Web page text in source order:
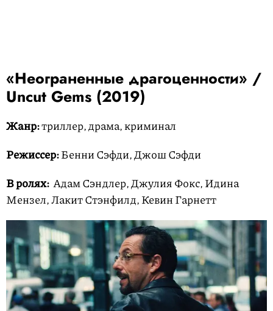
«Неограненные драгоценности» /
Uncut Gems (2019)
Жанр:триллер, драма, криминал
Режиссер:Бенни Сэфди, Джош Сэфди
В ролях: Адам Сэндлер, Джулия Фокс, Идина
Мензел, Лакит Стэнфилд, Кевин Гарнетт